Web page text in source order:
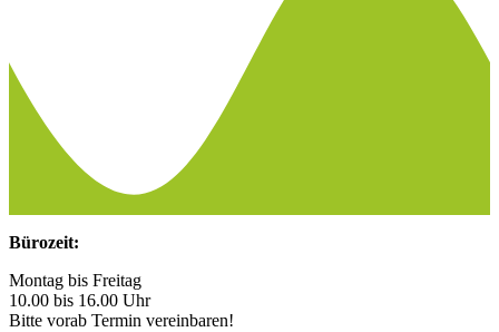
Bürozeit:
Montag bis Freitag
10.00 bis 16.00 Uhr
Bitte vorab Termin vereinbaren!